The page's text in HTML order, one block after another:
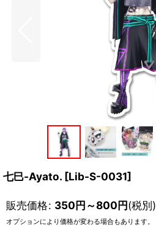
七巳-Ayato. [Lib-S-0031]
販売価格: 350円～800円(税別)
オプションにより価格が変わる場合もあります。